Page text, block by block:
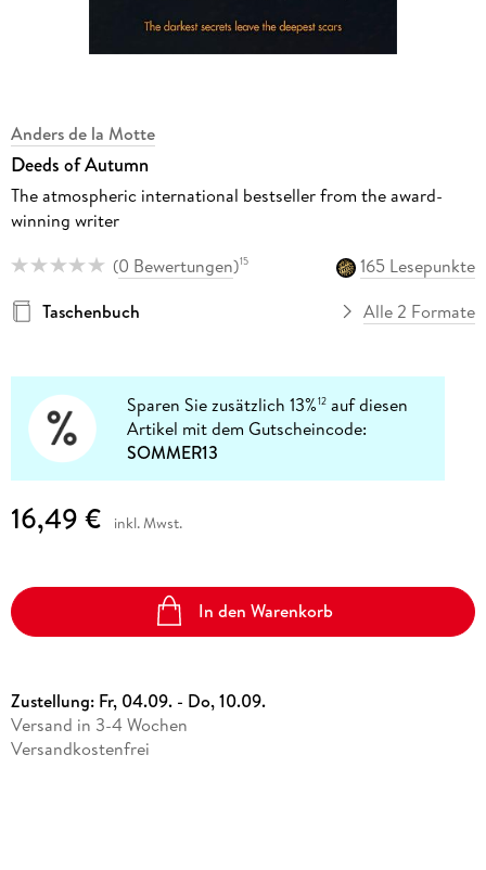
Anders de la Motte
Deeds of Autumn
The atmospheric international bestseller from the award-
winning writer
(0 Bewertungen)15
165 Lesepunkte
Taschenbuch
Alle 2 Formate
Sparen Sie zusätzlich 13%12 auf diesen
Artikel mit dem Gutscheincode:
SOMMER13
16,49 € inkl. Mwst.
In den Warenkorb
Zustellung: Fr, 04.09. - Do, 10.09.
Versand in 3-4 Wochen
Versandkostenfrei